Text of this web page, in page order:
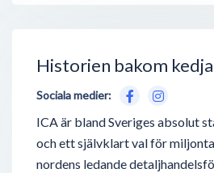
Historien bakom
Sociala medier:
ICA är bland Sveriges absolut
och ett självklart val för
nordens ledande